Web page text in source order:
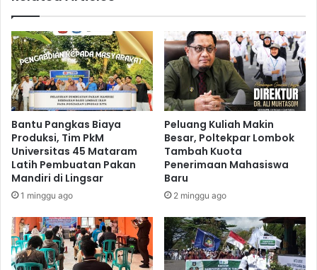
Bantu Pangkas Biaya
Produksi, Tim PkM
Universitas 45 Mataram
Latih Pembuatan Pakan
Mandiri di Lingsar
1 minggu ago
Peluang Kuliah Makin
Besar, Poltekpar Lombok
Tambah Kuota
Penerimaan Mahasiswa
Baru
2 minggu ago